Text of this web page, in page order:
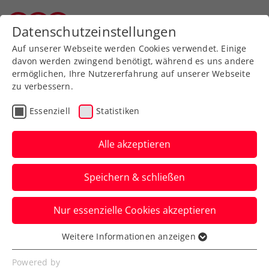
Datenschutzerklärung
Für den Österreichische
Tennisverband (ÖTV) und die
Datenschutzeinstellungen
Auf unserer Webseite werden Cookies verwendet. Einige
davon werden zwingend benötigt, während es uns andere
ermöglichen, Ihre Nutzererfahrung auf unserer Webseite
zu verbessern.
Essenziell Statistiken
Alle akzeptieren
Speichern & schließen
Nur essenzielle Cookies akzeptieren
Essenziell
Essenzielle Cookies werden für grundlegende
Weitere Informationen anzeigen
Powered by